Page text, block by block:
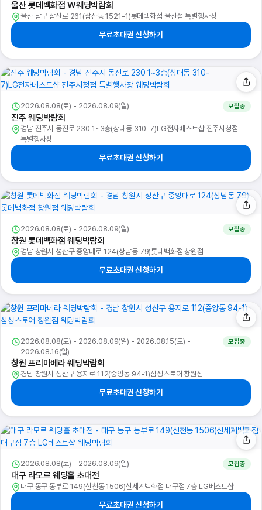
울산 롯데백화점 W웨딩박람회
울산 남구 삼산로 261(삼산동 1521-1)롯데백화점 울산점 특별행사장
무료초대권 신청하기
2026.08.08(토) - 2026.08.09(일) 모집중
진주 웨딩박람회
경남 진주시 동진로 230 1~3층(상대동 310-7)LG전자베스트샵 진주시청점
특별행사장
무료초대권 신청하기
2026.08.08(토) - 2026.08.09(일) 모집중
창원 롯데백화점 웨딩박람회
경남 창원시 성산구 중앙대로 124(상남동 79)롯데백화점 창원점
무료초대권 신청하기
2026.08.08(토) - 2026.08.09(일) - 2026.08.15(토) -
2026.08.16(일)
모집중
창원 프리마베라 웨딩박람회
경남 창원시 성산구 용지로 112(중앙동 94-1)삼성스토어 창원점
무료초대권 신청하기
2026.08.08(토) - 2026.08.09(일) 모집중
대구 라모르 웨딩홀 초대전
대구 동구 동부로 149(신천동 1506)신세계백화점 대구점 7층 LG베스트샵
무료초대권 신청하기